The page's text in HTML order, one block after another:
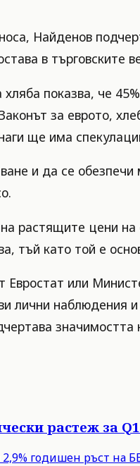
Найденов
в търговските
показва, че
за еврото,
ще има
и да се
растящите цени
тъй като той е
или
лични
растеж за
годишен ръст на